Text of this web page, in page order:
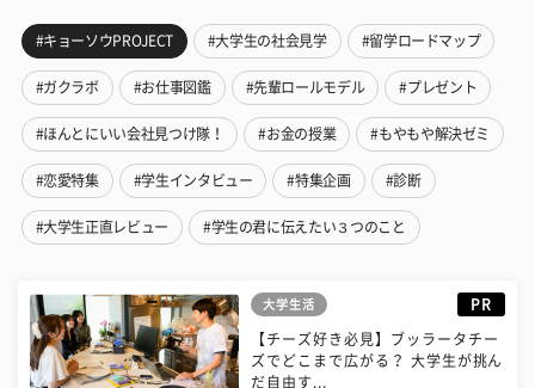
#キョーソウPROJECT #大学生の社会見学 #留学ロードマップ
#ガクラボ #お仕事図鑑 #先輩ロールモデル #プレゼント
#ほんとにいい会社見つけ隊！ #お金の授業 #もやもや解決ゼミ
#恋愛特集 #学生インタビュー #特集企画 #診断
#大学生正直レビュー #学生の君に伝えたい３つのこと
大学生活 PR
【チーズ好き必見】ブッラータチー
ズでどこまで広がる？ 大学生が挑ん
だ自由す...